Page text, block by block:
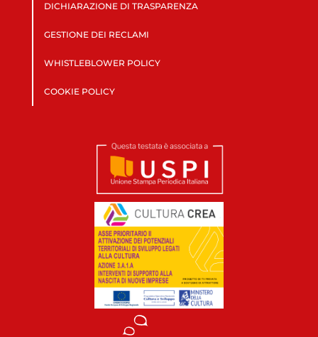
DICHIARAZIONE DI TRASPARENZA
GESTIONE DEI RECLAMI
WHISTLEBLOWER POLICY
COOKIE POLICY